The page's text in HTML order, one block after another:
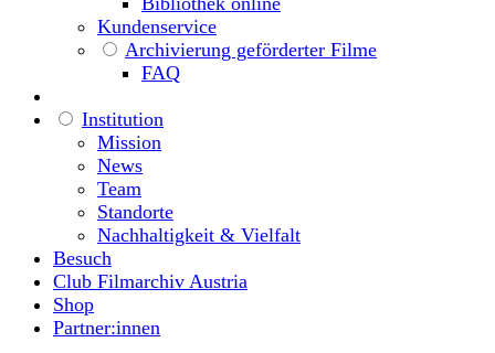
Kundenservice
Archivierung geförderter Filme
FAQ
Institution
Mission
News
Team
Standorte
Nachhaltigkeit & Vielfalt
Besuch
Club Filmarchiv Austria
Shop
Partner:innen